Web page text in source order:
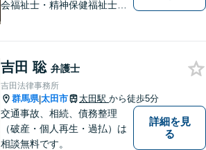
会福祉士・精神保健福祉士が
能】
吉田 聡 弁護士
吉田法律事務所
群馬県|太田市 太田駅 から徒歩5分
交通事故、相続、債務整理
（破産・個人再生・過払）は
相談無料です。
詳細を見
る